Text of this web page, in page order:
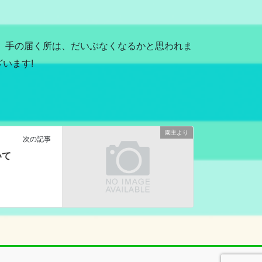
の届く所は、だいぶなくなるかと思われま
います!
園主より
次の記事